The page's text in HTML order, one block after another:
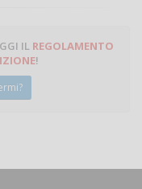
IL REGOLAMENTO
!